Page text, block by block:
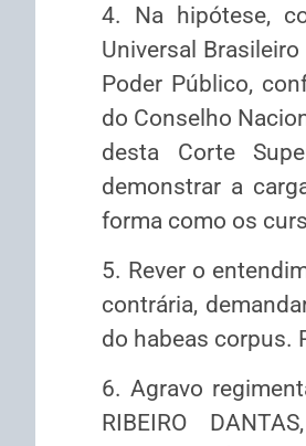
4. Na hipótese,
Universal
Poder Público,
do Conselho
desta Corte
demonstrar a
forma como os
5. Rever o
contrária,
do habeas corpus.
6. Agravo
RIBEIRO